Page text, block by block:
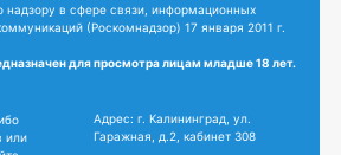
в сфере связи, информационных
(Роскомнадзор) 17 января 2011 г.
для просмотра лицам младше 18 лет.
или
Адрес: г. Калининград, ул.
Гаражная, д.2, кабинет 308